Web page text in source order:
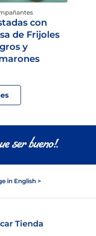
con
de Frijoles
y
in English >
Tienda